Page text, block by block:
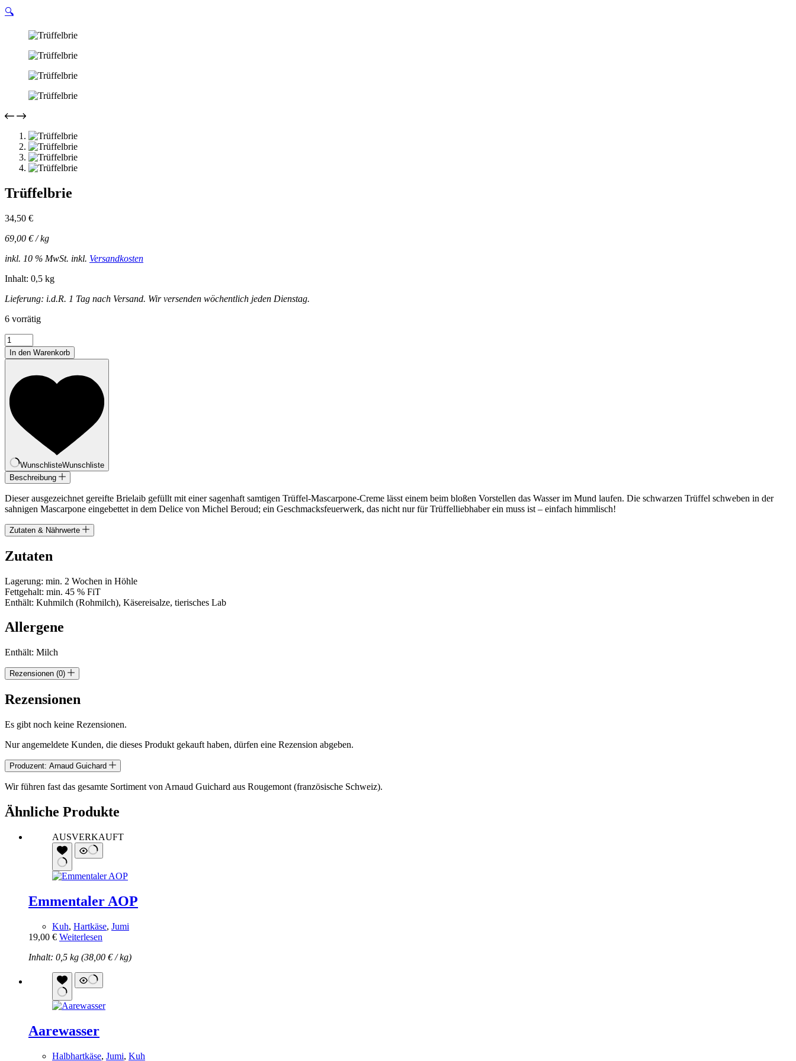
🔍
Trüffelbrie
34,50 €
69,00 €/kg
inkl. 10 % MwSt. inkl. Versandkosten
Inhalt: 0,5 kg
Lieferung: i.d.R. 1 Tag nach Versand. Wir versenden wöchentlich jeden Dienstag.
6 vorrätig
Trüffelbrie
Menge
In den Warenkorb
WunschlisteWunschliste
Beschreibung
Dieser ausgezeichnet gereifte Brielaib gefüllt mit einer sagenhaft samtigen Trüffel-Mascarpone-Creme lässt einem beim bloßen Vorstellen das Wasser im Mund laufen. Die schwarzen Trüffel schweben in der
sahnigen Mascarpone eingebettet in dem Delice von Michel Beroud; ein Geschmacksfeuerwerk, das nicht nur für Trüffelliebhaber ein muss ist – einfach himmlisch!
Zutaten & Nährwerte
Zutaten
Lagerung: min. 2 Wochen in Höhle
Fettgehalt: min. 45 % FiT
Enthält: Kuhmilch (Rohmilch), Käsereisalze, tierisches Lab
Allergene
Enthält: Milch
Rezensionen (0)
Rezensionen
Es gibt noch keine Rezensionen.
Nur angemeldete Kunden, die dieses Produkt gekauft haben, dürfen eine Rezension abgeben.
Produzent: Arnaud Guichard
Wir führen fast das gesamte Sortiment von Arnaud Guichard aus Rougemont (französische Schweiz).
Ähnliche Produkte
AUSVERKAUFT
Emmentaler AOP
Kuh, Hartkäse, Jumi
19,00 € Weiterlesen
Inhalt: 0,5 kg (38,00 €/kg)
Aarewasser
Halbhartkäse, Jumi, Kuh